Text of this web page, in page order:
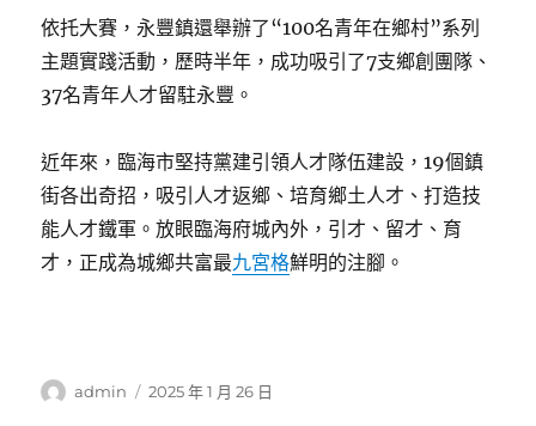
依托大賽，永豐鎮還舉辦了“100名青年在鄉村”系列
主題實踐活動，歷時半年，成功吸引了7支鄉創團隊、
37名青年人才留駐永豐。
近年來，臨海市堅持黨建引領人才隊伍建設，19個鎮
街各出奇招，吸引人才返鄉、培育鄉土人才、打造技
能人才鐵軍。放眼臨海府城內外，引才、留才、育
才，正成為城鄉共富最九宮格鮮明的注腳。
作
admin
發
2025 年 1 月 26 日